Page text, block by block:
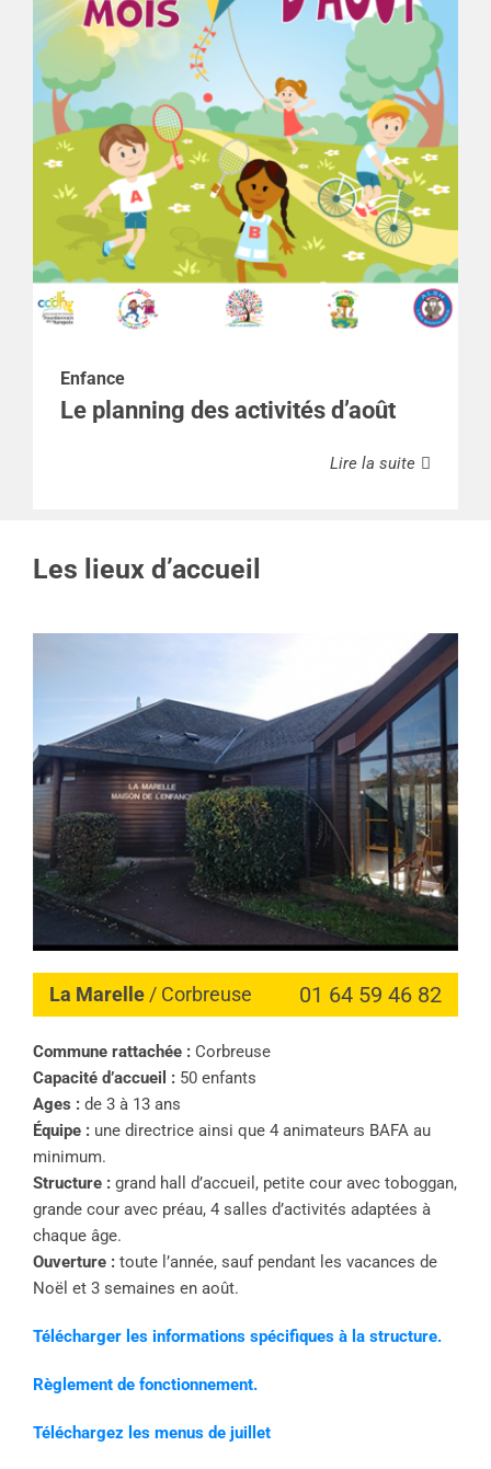
Enfance
Le planning des activités d’août
Lire la suite
Les lieux d’accueil
La Marelle/ Corbreuse 01 64 59 46 82
Commune rattachée :Corbreuse
Capacité d’accueil :50 enfants
Ages :de 3 à 13 ans
Équipe :une directrice ainsi que 4 animateurs BAFA au
minimum.
Structure :grand hall d’accueil, petite cour avec toboggan,
grande cour avec préau, 4 salles d’activités adaptées à
chaque âge.
Ouverture :toute l’année, sauf pendant les vacances de
Noël et 3 semaines en août.
Télécharger les informations spécifiques à la structure.
Règlement de fonctionnement.
Téléchargez les menus de juillet